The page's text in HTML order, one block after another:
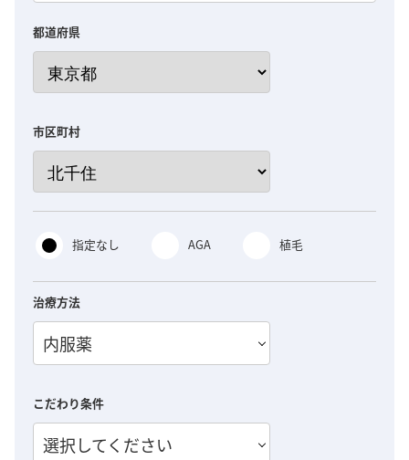
都道府県
市区町村
指定なし AGA 植毛
治療方法
内服薬
こだわり条件
選択してください